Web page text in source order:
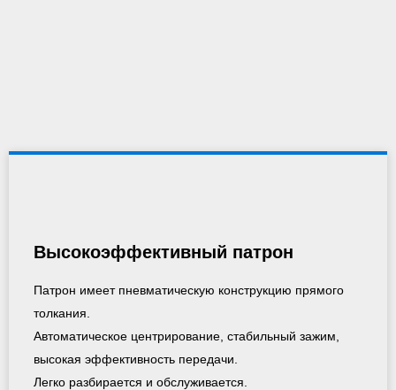
Высокоэффективный патрон
Патрон имеет пневматическую конструкцию прямого
толкания.
Автоматическое центрирование, стабильный зажим,
высокая эффективность передачи.
Легко разбирается и обслуживается.